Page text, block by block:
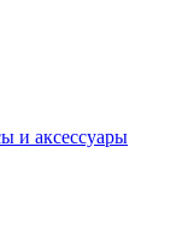
и аксессуары